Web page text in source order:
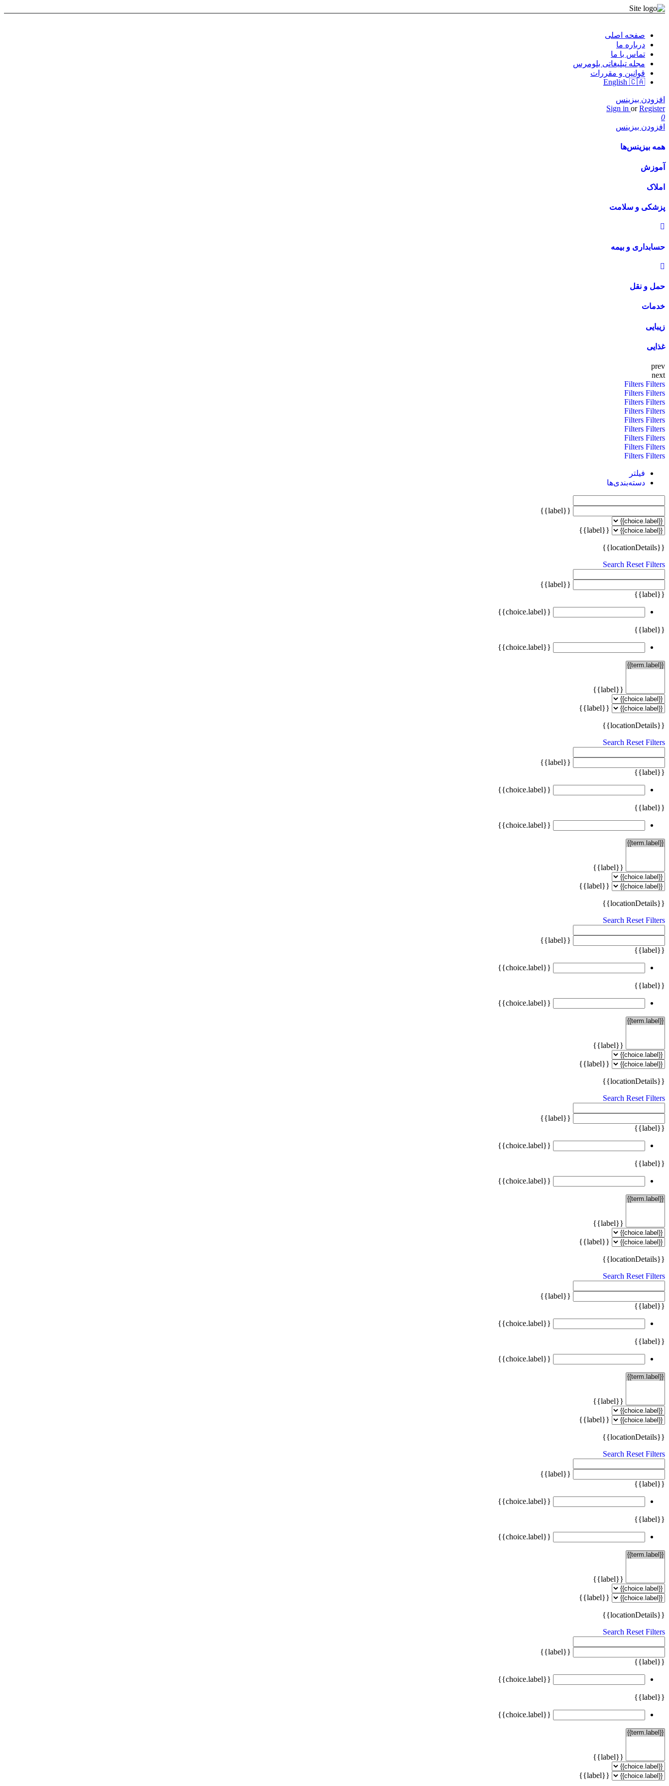
صفحه اصلی
درباره ما
تماس با ما
مجله تبلیغاتی بلومرس
قوانین و مقررات
English 🇨🇦
افزودن بیزینس
Sign in or Register
0
افزودن بیزینس
همه بیزینس‌ها
آموزش
املاک
پزشکی و سلامت
حسابداری و بیمه
حمل و نقل
خدمات
زیبایی
غذایی
prev
next
Filters Filters
Filters Filters
Filters Filters
Filters Filters
Filters Filters
Filters Filters
Filters Filters
Filters Filters
Filters Filters
فیلتر
دسته‌بندی‌ها
{{label}}
{{label}}
{{locationDetails}}
Search Reset Filters
{{label}}
{{label}}
{{choice.label}}
{{label}}
{{choice.label}}
{{label}}
{{label}}
{{locationDetails}}
Search Reset Filters
{{label}}
{{label}}
{{choice.label}}
{{label}}
{{choice.label}}
{{label}}
{{label}}
{{locationDetails}}
Search Reset Filters
{{label}}
{{label}}
{{choice.label}}
{{label}}
{{choice.label}}
{{label}}
{{label}}
{{locationDetails}}
Search Reset Filters
{{label}}
{{label}}
{{choice.label}}
{{label}}
{{choice.label}}
{{label}}
{{label}}
{{locationDetails}}
Search Reset Filters
{{label}}
{{label}}
{{choice.label}}
{{label}}
{{choice.label}}
{{label}}
{{label}}
{{locationDetails}}
Search Reset Filters
{{label}}
{{label}}
{{choice.label}}
{{label}}
{{choice.label}}
{{label}}
{{label}}
{{locationDetails}}
Search Reset Filters
{{label}}
{{label}}
{{choice.label}}
{{label}}
{{choice.label}}
{{label}}
{{label}}